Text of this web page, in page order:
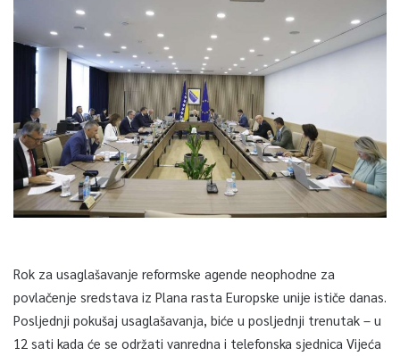
Rok za usaglašavanje reformske agende neophodne za
povlačenje sredstava iz Plana rasta Europske unije ističe danas.
Posljednji pokušaj usaglašavanja, biće u posljednji trenutak – u
12 sati kada će se održati vanredna i telefonska sjednica Vijeća